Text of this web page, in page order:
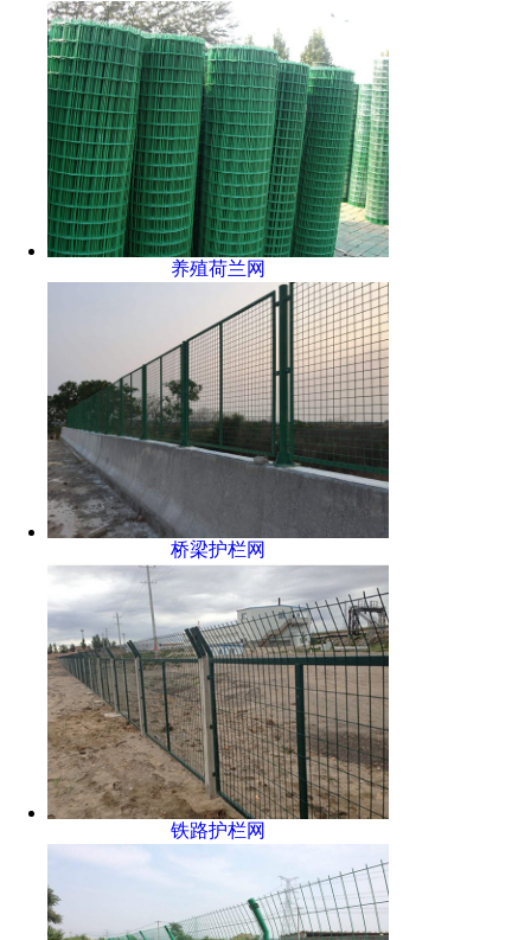
养殖荷兰网
桥梁护栏网
铁路护栏网